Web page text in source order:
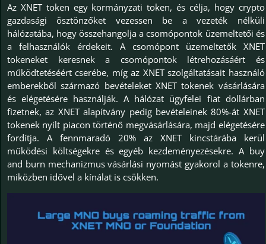
Az XNET token egy kormányzati token, és célja, hogy crypto
gazdasági ösztönzőket vezessen be a vezeték nélküli
hálózatába, hogy összehangolja a csomópontok üzemeltetői és
a felhasználók érdekeit. A csomópont üzemeltetők XNET
tokeneket keresnek a csomópontok létrehozásáért és
működtetéséért cserébe, míg az XNET szolgáltatásait használó
emberekből származó bevételeket XNET tokenek vásárlására
és elégetésére használják. A hálózat ügyfelei fiat dollárban
fizetnek, az XNET alapítvány pedig bevételeinek 80%-át XNET
tokenek nyílt piacon történő megvásárlására, majd elégetésére
fordítja. A fennmaradó 20% az XNET kincstárába kerül
működési költségekre és egyéb kezdeményezésekre. A buy
and burn mechanizmus vásárlási nyomást gyakorol a tokenre,
miközben idővel a kínálat is csökken.